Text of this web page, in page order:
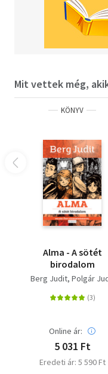
Mit vettek még,
KÖNYV
Alma - A sötét
birodalom
Berg Judit Polgár
Online ár:
5 031 Ft
Eredeti ár: 5 590 Ft